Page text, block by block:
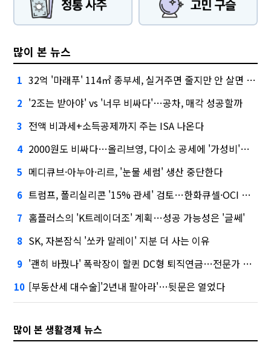
많이 본 뉴스
1 32억 '마래푸' 114㎡ 종부세, 실거주면 줄지만 안 살면 2.5배
2 '2조는 받아야' vs '너무 비싸다'…공차, 매각 성공할까
3 전액 비과세+소득공제까지 주는 ISA 나온다
4 2000원도 비싸다…올리브영, 다이소 공세에 '가성비'로 맞불
5 메디큐브·아누아·리르, '눈물 세럼' 생산 중단한다
6 트럼프, 폴리실리콘 '15% 관세' 검토…한화큐셀·OCI 영향은?
7 홈플러스의 'K트레이더조' 계획…성공 가능성은 '글쎄'
8 SK, 자본잠식 '쏘카 말레이' 지분 더 사는 이유
9 '괜히 바꿨나' 폭락장이 할퀸 DC형 퇴직연금…전문가 조언은
10 [부동산세 대수술]'2년내 팔아라'…뒷문은 열었다
많이 본 생활경제 뉴스